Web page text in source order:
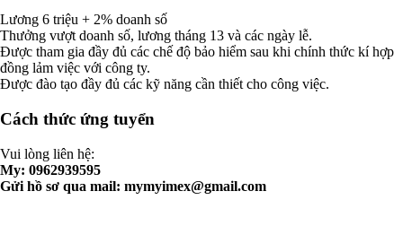
Lương 6 triệu + 2% doanh số
Thưởng vượt doanh số, lương tháng 13 và các ngày lễ.
Được tham gia đầy đủ các chế độ bảo hiểm sau khi chính thức kí hợp
đồng lảm việc với công ty.
Được đào tạo đầy đủ các kỹ năng cần thiết cho công việc.
Cách thức ứng tuyển
Vui lòng liên hệ:
My: 0962939595
Gửi hồ sơ qua mail: mymyimex@gmail.com